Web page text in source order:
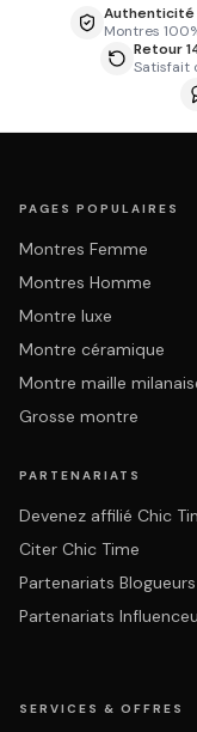
Authenticité
Montres
Retour
Satisfait
PAGES POPULAIRES
Montres Femme
Montres Homme
Montre luxe
Montre céramique
Montre maille
Grosse montre
PARTENARIATS
Devenez affilié Chic
Citer Chic Time
Partenariats Blogueurs
Partenariats
SERVICES & OFFRES